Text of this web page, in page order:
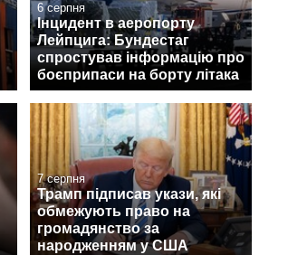
6 серпня
Інцидент в аеропорту
Лейпцига: Бундестаг
спростував інформацію про
боєприпаси на борту літака
7 серпня
Трамп підписав укази, які
обмежують право на
громадянство за
народженням у США